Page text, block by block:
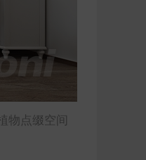
物点缀空间